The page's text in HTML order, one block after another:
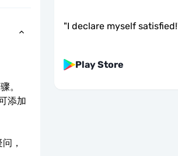
。
添加
，
"I declare myself satisfied!
Play Store